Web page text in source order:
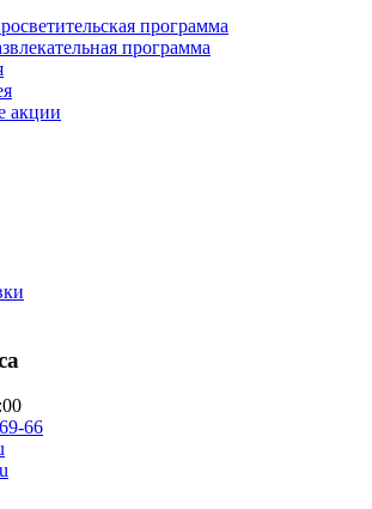
программа
программа
акции
66